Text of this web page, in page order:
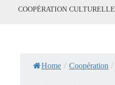
COOPÉRATION CULTURELLE
Home / Coopération /